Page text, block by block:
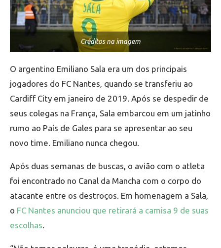
Créditos na imagem
O argentino Emiliano Sala era um dos principais
jogadores do FC Nantes, quando se transferiu ao
Cardiff City em janeiro de 2019. Após se despedir de
seus colegas na França, Sala embarcou em um jatinho
rumo ao País de Gales para se apresentar ao seu
novo time. Emiliano nunca chegou.
Após duas semanas de buscas, o avião com o atleta
foi encontrado no Canal da Mancha com o corpo do
atacante entre os destroços. Em homenagem a Sala,
o FC Nantes anunciou que retirará a camisa 9 de suas
escolhas